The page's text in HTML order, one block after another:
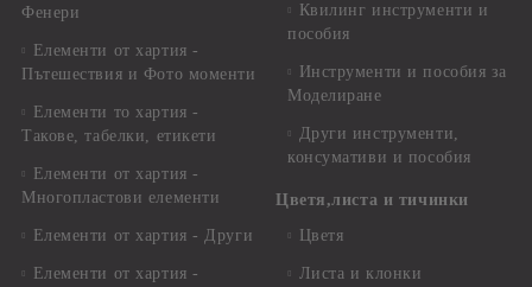
Фенери
Елементи от хартия -
Пътешествия и Фото моменти
Елементи то хартия -
Такове, табелки, етикети
Елементи от хартия -
Многопластови елементи
Елементи от хартия - Други
Елементи от хартия -
Квилинг инструменти и
пособия
Инструменти и пособия за
Моделиране
Други инструменти,
консумативи и пособия
Цветя,листа и тичинки
Цветя
Листа и клонки